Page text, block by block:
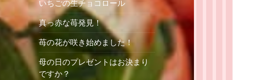
いちごの生チョコロール
真っ赤な苺発見！
苺の花が咲き始めました！
母の日のプレゼントはお決まり
ですか？